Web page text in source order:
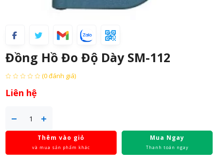
Đồng Hồ Đo Độ Dày SM-112
(0 đánh giá)
Liên hệ
Thêm vào giỏ
và mua sản phẩm khác
Mua Ngay
Thanh toán ngay